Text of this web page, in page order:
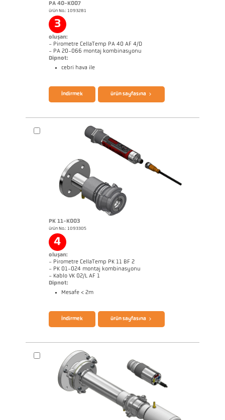
PA 40-K007
ürün No.: 1093281
3
oluşan:
- Pirometre CellaTemp PA 40 AF 4/D
- PA 20-066 montaj kombinasyonu
Dipnot:
cebri hava ile
İndirmek ürün sayfasına
PK 11-K003
ürün No.: 1093305
4
oluşan:
- Pirometre CellaTemp PK 11 BF 2
- PK 01-024 montaj kombinasyonu
- Kablo VK 02/L AF 1
Dipnot:
Mesafe < 2m
İndirmek ürün sayfasına